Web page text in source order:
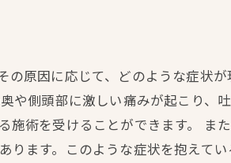
原因に応じて、どのような症状
や側頭部に激しい痛みが起こり、
術を受けることができます。 ま
ります。このような症状を抱えて